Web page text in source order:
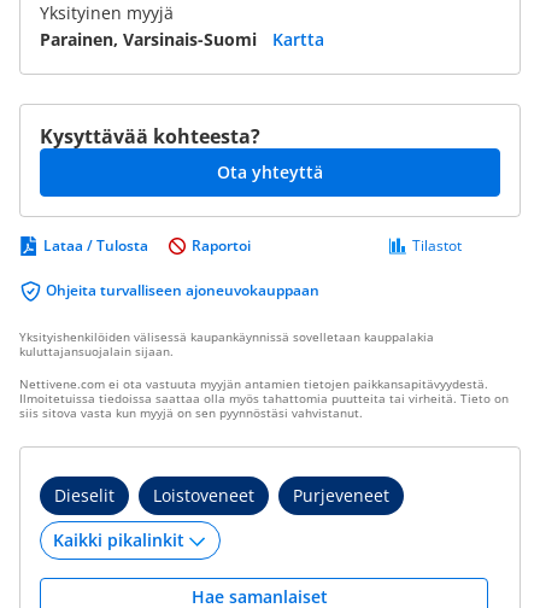
Yksityinen myyjä
Parainen, Varsinais-Suomi
Kartta
Kysyttävää kohteesta?
Ota yhteyttä
Lataa / Tulosta
Ohjeita turvalliseen ajoneuvokauppaan
Tilastot
Raportoi
Yksityishenkilöiden välisessä kaupankäynnissä sovelletaan kauppalakia
kuluttajansuojalain sijaan.
Nettivene.com ei ota vastuuta myyjän antamien tietojen paikkansapitävyydestä.
Ilmoitetuissa tiedoissa saattaa olla myös tahattomia puutteita tai virheitä. Tieto on
siis sitova vasta kun myyjä on sen pyynnöstäsi vahvistanut.
Dieselit Loistoveneet Purjeveneet
Hae samanlaiset